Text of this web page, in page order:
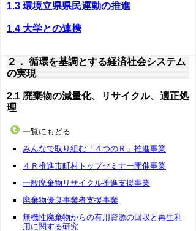
1.3 環境立県県民運動の推進
1.4 大学との連携
２． 循環を基調とする経済社会システム
の実現
2.1 廃棄物の減量化、リサイクル、適正処
理
一覧にもどる
みんなで取り組む「４つのＲ」推進事業
４Ｒ推進市町村トップセミナー開催事業
一般廃棄物リサイクル推進支援事業
廃棄物優良事業者支援事業
無機性廃棄物からの有用資源の回収と再生利
用に関する研究